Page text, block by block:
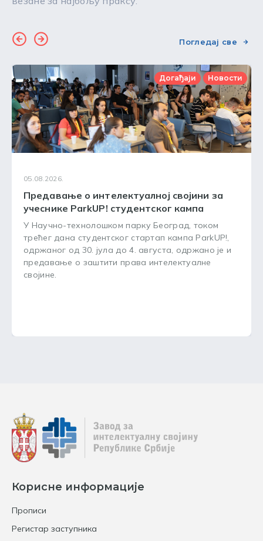
Погледај све
Догађаји Новости
05.08.2026.
Предавање о интелектуалној својини за
учеснике ParkUP! студентског кампа
У Научно-технолошком парку Београд, током
трећег дана студентског стартап кампа ParkUP!,
одржаног од 30. јула до 4. августа, одржано је и
предавање о заштити права интелектуалне
својине.
Корисне информације
Прописи
Регистар заступника